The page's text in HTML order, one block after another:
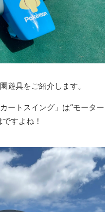
遊具をご紹介します。
ートスイング」は“モーター
すよね！